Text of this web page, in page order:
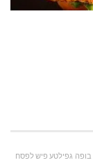
בופה גפילטע פיש לפסח